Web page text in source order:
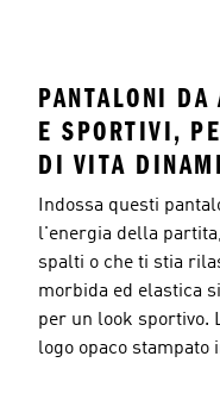
PANTALONI DA
E SPORTIVI,
DI VITA
Indossa questi
l'energia della
spalti o che ti stia
morbida ed elastica
per un look sportivo.
logo opaco stampato